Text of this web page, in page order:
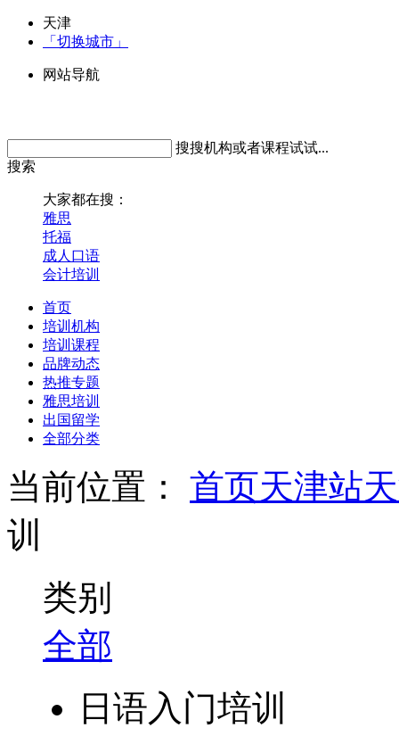
天津
「切换城市」
网站导航
搜搜机构或者课程试试...
搜索
大家都在搜：
雅思
托福
成人口语
会计培训
首页
培训机构
培训课程
品牌动态
热推专题
雅思培训
出国留学
全部分类
当前位置： 首页天津站
训
类别
全部
日语入门培训